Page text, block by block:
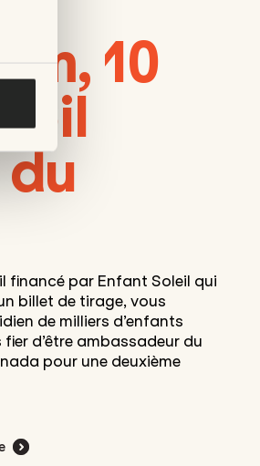
10
financé par Enfant Soleil qui
billet de tirage, vous
de milliers d’enfants
d’être ambassadeur du
pour une deuxième